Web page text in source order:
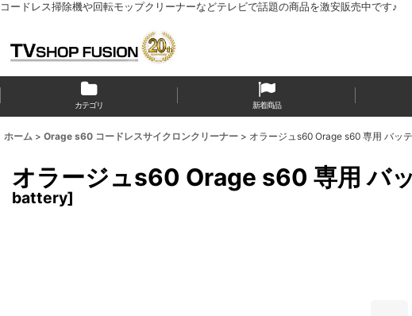
コードレス掃除機や回転モップクリーナーなどテレビで話題の商品を激安販売中です♪
カテゴリ 新着商品
ホーム > Orage s60 コードレスサイクロンクリーナー > オラージュs60 Orage s60 専用 バッ
オラージュs60 Orage s60 専用 バ
battery]